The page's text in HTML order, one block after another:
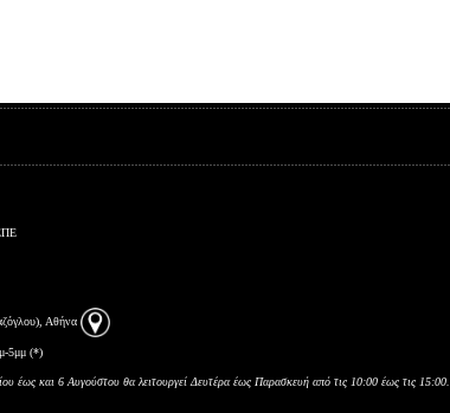
Αθήνα
5μμ (*)
έως και 6 Αυγούστου θα λειτουργεί Δευτέρα έως Παρασκευή από τις 10:00 έως τις 15:00.